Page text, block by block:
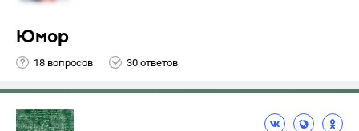
Юмор
18 вопросов 30 ответов